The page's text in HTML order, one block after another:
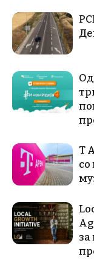
Од
Т